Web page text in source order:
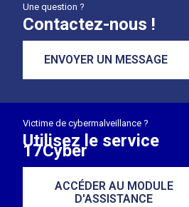
Une question ?
Contactez-nous !
ENVOYER UN MESSAGE
Victime de cybermalveillance ?
Utilisez le service
17Cyber
ACCÉDER AU MODULE
D'ASSISTANCE